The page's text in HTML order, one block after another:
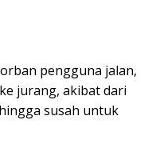
pengguna jalan,
jurang, akibat dari
susah untuk